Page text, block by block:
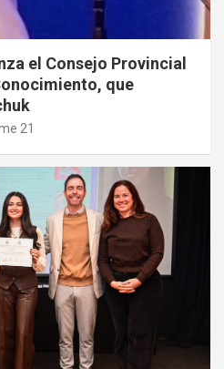
el Consejo Provincial
que
21